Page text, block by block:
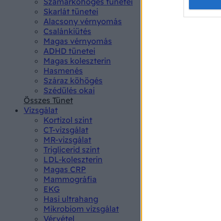
Skarlát tünetei
Alacsony vérnyomás
Csalánkiütés
Magas vérnyomás
ADHD tünetei
Magas koleszterin
Hasmenés
Száraz köhögés
Szédülés okai
Összes Tünet
Vizsgálat
Kortizol szint
CT-vizsgálat
MR-vizsgálat
Triglicerid szint
LDL-koleszterin
Magas CRP
Mammográfia
EKG
Hasi ultrahang
Mikrobiom vizsgálat
Vérvétel